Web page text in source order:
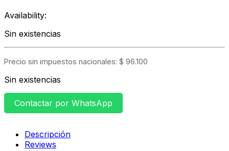
Availability:
Sin existencias
Precio sin impuestos nacionales: $ 96.100
Sin existencias
Contactar por WhatsApp
Descripción
Reviews